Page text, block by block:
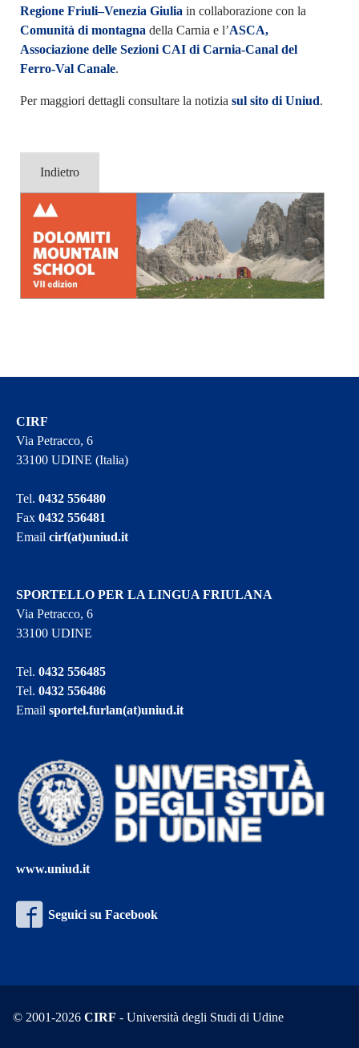
Regione Friuli–Venezia Giulia in collaborazione con la
Comunità di montagna della Carnia e l’ASCA,
Associazione delle Sezioni CAI di Carnia-Canal del
Ferro-Val Canale.
Per maggiori dettagli consultare la notizia sul sito di Uniud.
Indietro
CIRF
Via Petracco, 6
33100 UDINE (Italia)
Tel.0432 556480
Fax0432 556481
Emailcirf(at)uniud.it
SPORTELLO PER LA LINGUA FRIULANA
Via Petracco, 6
33100 UDINE
Tel.0432 556485
Tel.0432 556486
Emailsportel.furlan(at)uniud.it
www.uniud.it
Seguici su Facebook
© 2001-2026 CIRF - Università degli Studi di Udine